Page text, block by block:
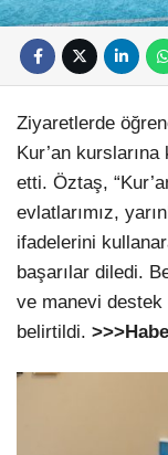
Ziyaretlerde
Kur’an
etti. Öztaş,
evlatlarımız,
ifadelerini
başarılar diledi.
ve manevi destek
belirtildi.